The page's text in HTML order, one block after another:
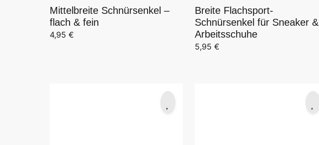
Mittelbreite Schnürsenkel –
flach & fein
4,95 €
Breite Flachsport-
Schnürsenkel für Sneaker &
Arbeitsschuhe
5,95 €